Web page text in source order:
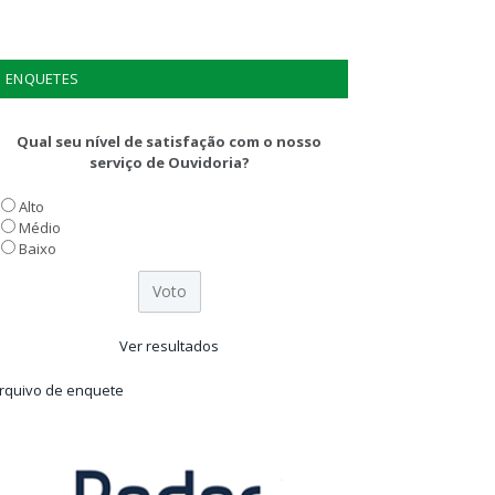
ENQUETES
Qual seu nível de satisfação com o nosso
serviço de Ouvidoria?
Alto
Médio
Baixo
Ver resultados
de enquete